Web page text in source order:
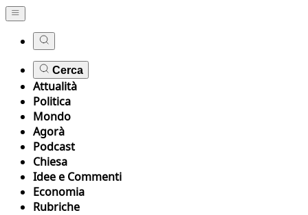
Cerca
Attualità
Politica
Mondo
Agorà
Podcast
Chiesa
Idee e Commenti
Economia
Rubriche